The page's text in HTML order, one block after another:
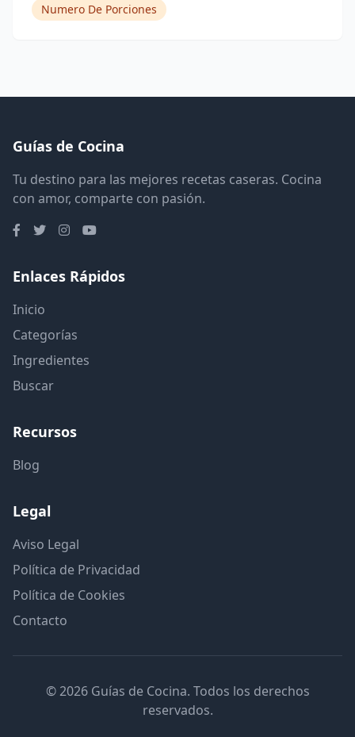
Numero De Porciones
Guías de Cocina
Tu destino para las mejores recetas caseras. Cocina
con amor, comparte con pasión.
Enlaces Rápidos
Inicio
Categorías
Ingredientes
Buscar
Recursos
Blog
Legal
Aviso Legal
Política de Privacidad
Política de Cookies
Contacto
© 2026 Guías de Cocina. Todos los derechos
reservados.